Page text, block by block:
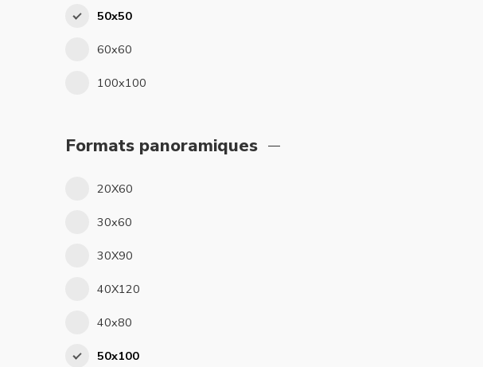
50x50
60x60
100x100
Formats panoramiques
20X60
30x60
30X90
40X120
40x80
50x100